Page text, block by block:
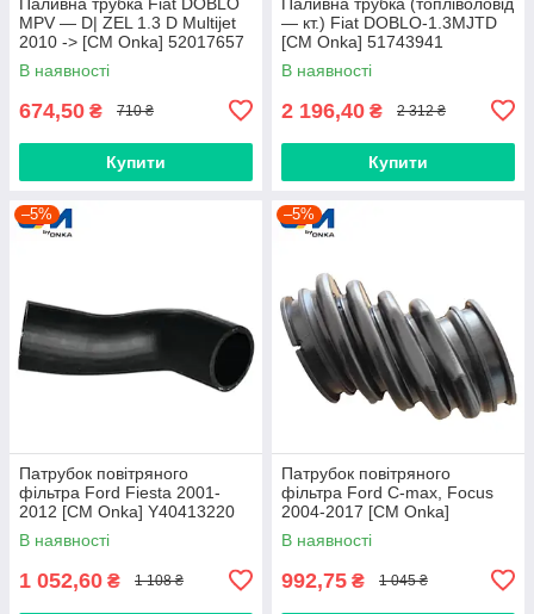
MPV — D| ZEL 1.3 D Multijet
2010 -> [CM Onka] 52017657
В наявності
674,50 ₴ 710 ₴
Купити
— кт.) Fiat DOBLO-1.3MJTD
[CM Onka] 51743941
В наявності
2 196,40 ₴ 2 312 ₴
Купити
–5%
Патрубок повітряного
фільтра Ford Fiesta 2001-
2012 [СМ Onka] Y40413220
В наявності
1 052,60 ₴ 1 108 ₴
–5%
Патрубок повітряного
фільтра Ford C-max, Focus
2004-2017 [СМ Onka]
AV619C623CB
В наявності
992,75 ₴ 1 045 ₴